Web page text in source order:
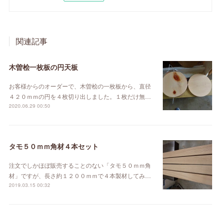
関連記事
木曽桧一枚板の円天板
お客様からのオーダーで、木曽桧の一枚板から、直径
４２０ｍｍの円を４枚切り出しました。１枚だけ無…
2020.06.29 00:50
タモ５０ｍｍ角材４本セット
注文でしかほぼ販売することのない「タモ５０ｍｍ角
材」ですが、長さ約１２００ｍｍで４本製材してみ…
2019.03.15 00:32